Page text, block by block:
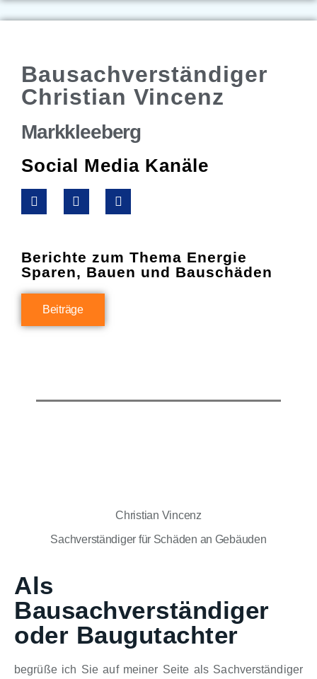
Bausachverständiger
Christian Vincenz
Markkleeberg
Social Media Kanäle
Berichte zum Thema Energie
Sparen, Bauen und Bauschäden
Beiträge
Christian Vincenz
Sachverständiger für Schäden an Gebäuden
Als
Bausachverständiger
oder Baugutachter
begrüße ich Sie auf meiner Seite als Sachverständiger